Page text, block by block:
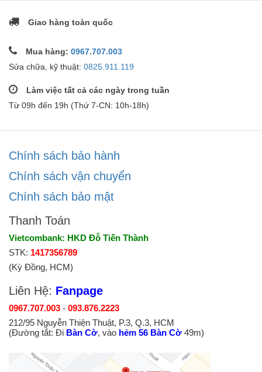
Giao hàng toàn quốc
Mua hàng: 0967.707.003
Sửa chữa, kỹ thuật: 0825.911.119
Làm việc tất cả các ngày trong tuần
Từ 09h đến 19h (Thứ 7-CN: 10h-18h)
Chính sách bảo hành
Chính sách vận chuyển
Chính sách bảo mật
Thanh Toán
Vietcombank: HKD Đỗ Tiến Thành
STK: 1417356789
(Kỳ Đồng, HCM)
Liên Hệ: Fanpage
0967.707.003 - 093.876.2223
212/95 Nguyễn Thiện Thuật, P.3, Q.3, HCM
(Đường tắt: Đi Bàn Cờ, vào hẻm 56 Bàn Cờ 49m)